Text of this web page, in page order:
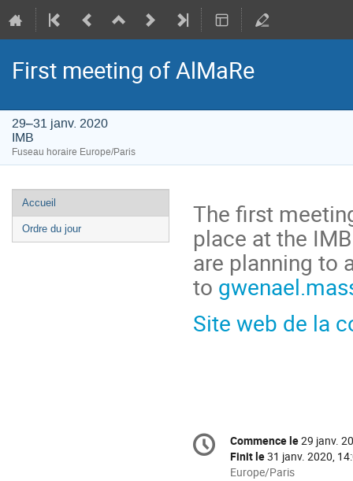
First meeting of AlMaRe
29–31 janv. 2020
IMB
Fuseau horaire Europe/Paris
Menu
de
l'événement
Accueil
Ordre du jour
The first
place at the
are planning to
to
Site web de la
Information
de
Date/Heure
Commence le29 janv.
Finit le31 janv. 2020,
Toutes
Europe/Paris